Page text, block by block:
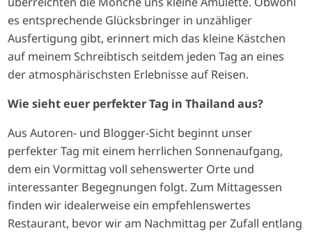
es entsprechende Glücksbringer in unzähliger
Ausfertigung gibt, erinnert mich das kleine Kästchen
auf meinem Schreibtisch seitdem jeden Tag an eines
der atmosphärischsten Erlebnisse auf Reisen.
Wie sieht euer perfekter Tag in Thailand aus?
Aus Autoren- und Blogger-Sicht beginnt unser
perfekter Tag mit einem herrlichen Sonnenaufgang,
dem ein Vormittag voll sehenswerter Orte und
interessanter Begegnungen folgt. Zum Mittagessen
finden wir idealerweise ein empfehlenswertes
Restaurant, bevor wir am Nachmittag per Zufall entlang